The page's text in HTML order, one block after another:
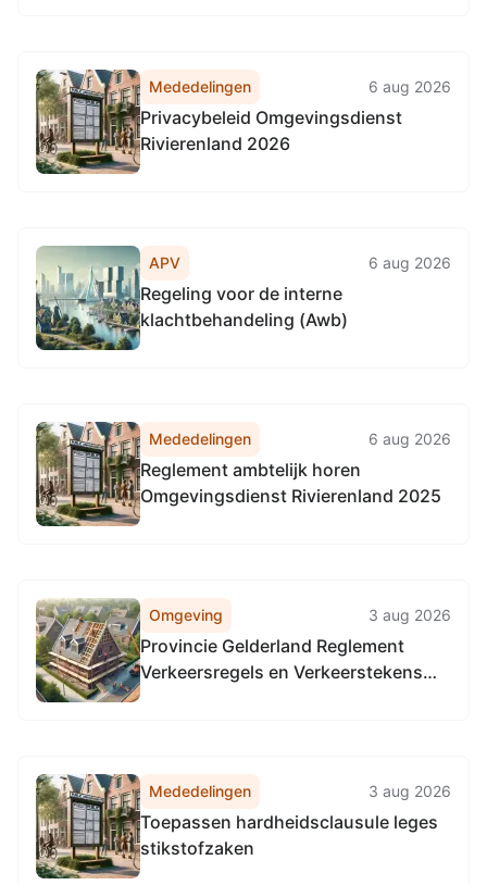
Mededelingen 6 aug 2026
Privacybeleid Omgevingsdienst
Rivierenland 2026
APV 6 aug 2026
Regeling voor de interne
klachtbehandeling (Awb)
Mededelingen 6 aug 2026
Reglement ambtelijk horen
Omgevingsdienst Rivierenland 2025
Omgeving 3 aug 2026
Provincie Gelderland Reglement
Verkeersregels en Verkeerstekens
Mededelingen 3 aug 2026
Toepassen hardheidsclausule leges
stikstofzaken